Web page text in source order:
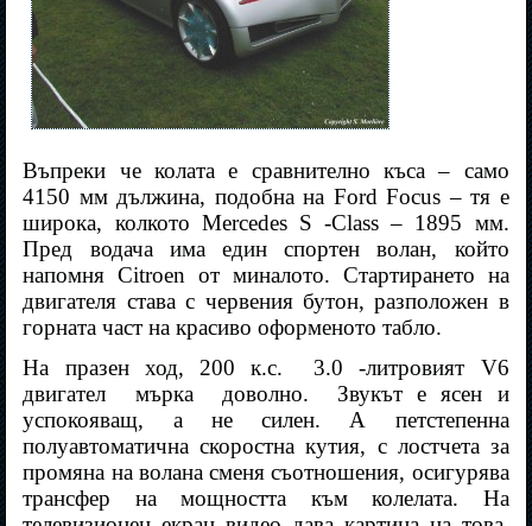
Въпреки че колата е сравнително къса – само
4150 мм дължина, подобна на Ford Focus – тя е
широка, колкото Mercedes S -Class – 1895 мм.
Пред водача има един спортен волан, който
напомня Citroen от миналото. Стартирането на
двигателя става с червения бутон, разположен в
горната част на красиво оформеното табло.
На празен ход, 200 к.с.
3.0 -литровият V6
двигател
мърка доволно.
Звукът е ясен и
успокояващ, а не силен. А петстепенна
полуавтоматична скоростна кутия, с лостчета за
промяна на волана сменя съотношения, осигурява
трансфер на мощността към колелата. На